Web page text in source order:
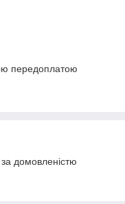
передоплатою
домовленістю